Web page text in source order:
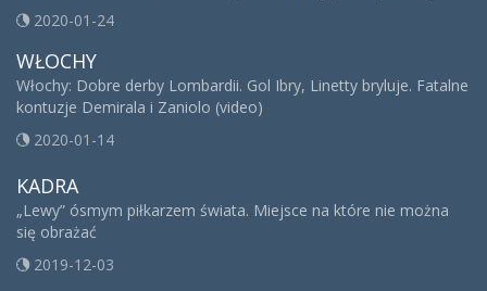
2020-01-24
WŁOCHY
Włochy: Dobre derby Lombardii. Gol Ibry, Linetty bryluje. Fatalne
kontuzje Demirala i Zaniolo (video)
2020-01-14
KADRA
„Lewy” ósmym piłkarzem świata. Miejsce na które nie można
się obrażać
2019-12-03